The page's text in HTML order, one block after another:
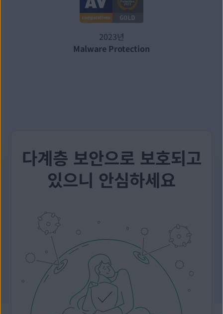
2023년
Malware Protection
다계층 보안으로 보호되고
있으니 안심하세요